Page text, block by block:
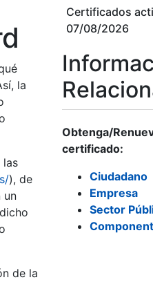
la
las
), de
un
de la
Certificados
07/08/2026
Obtenga/
certificado:
Ciudadano
Empresa
Sector